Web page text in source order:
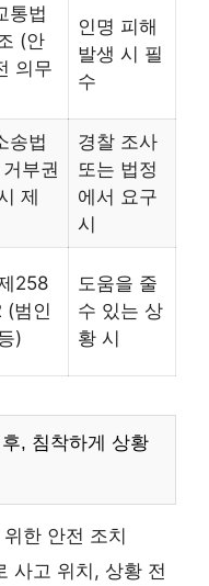
통법
(안
의무
인명 피해
발생 시 필
수
송법
부권
제
경찰 조사
또는 법정
에서 요구
시
258
(범인
)
도움을 줄
수 있는 상
황 시
, 침착하게 상황
한 안전 조치
사고 위치, 상황 전